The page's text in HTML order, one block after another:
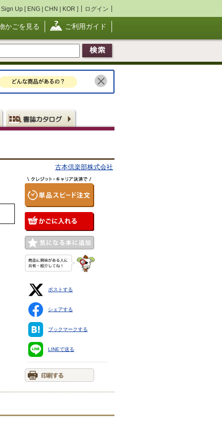
Sign Up [ ENG | CHN | KOR ] ログイン
かごを見る ご利用ガイド
古本倶楽部株式会社
ポストする
シェアする
ブックマークする
LINEで送る